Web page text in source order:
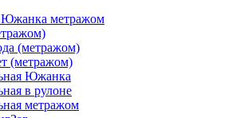
Южанка метражом
(метражом)
(метражом)
Южанка
в рулоне
метражом